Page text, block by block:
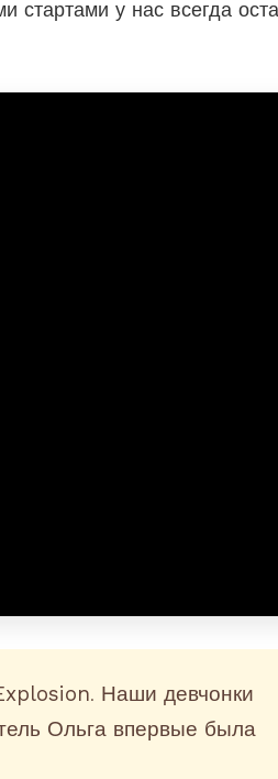
стартами у нас всегда
. Наши девчонки
Ольга впервые была